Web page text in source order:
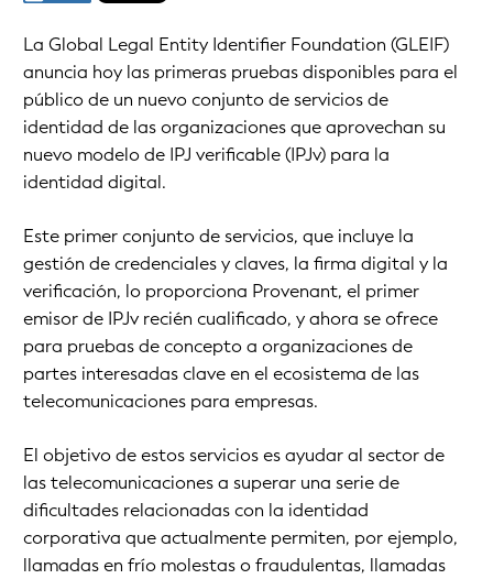
La Global Legal Entity Identifier Foundation (GLEIF)
anuncia hoy las primeras pruebas disponibles para el
público de un nuevo conjunto de servicios de
identidad de las organizaciones que aprovechan su
nuevo modelo de IPJ verificable (IPJv) para la
identidad digital.
Este primer conjunto de servicios, que incluye la
gestión de credenciales y claves, la firma digital y la
verificación, lo proporciona Provenant, el primer
emisor de IPJv recién cualificado, y ahora se ofrece
para pruebas de concepto a organizaciones de
partes interesadas clave en el ecosistema de las
telecomunicaciones para empresas.
El objetivo de estos servicios es ayudar al sector de
las telecomunicaciones a superar una serie de
dificultades relacionadas con la identidad
corporativa que actualmente permiten, por ejemplo,
llamadas en frío molestas o fraudulentas, llamadas